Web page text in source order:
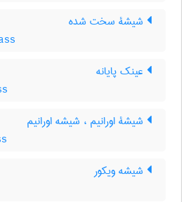
شیشۀ سخت شده
عینک پایانه
شیشۀ اورانیم ، شیشه اورانیم
شیشه ویکور